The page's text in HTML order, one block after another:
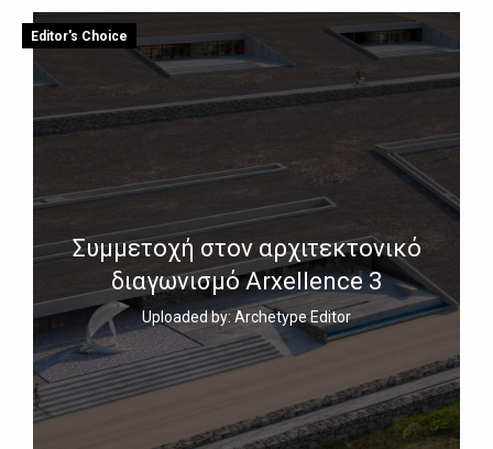
Editor's Choice
Συμμετοχή στον αρχιτεκτονικό
διαγωνισμό Arxellence 3
Uploaded by: Archetype Editor